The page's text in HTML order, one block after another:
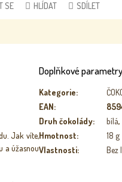
SE HLÍDAT SDÍLET
Jak víte,
a úžasnou
Doplňkové parametry
Kategorie:
EAN:
Druh čokolády: bílá,
Hmotnost:
18 g
Vlastnosti: Bez